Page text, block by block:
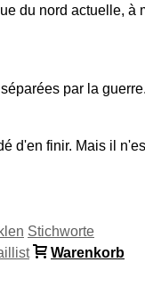
du nord actuelle, à
par la
d'en finir. Mais il
Stichworte
Warenkorb